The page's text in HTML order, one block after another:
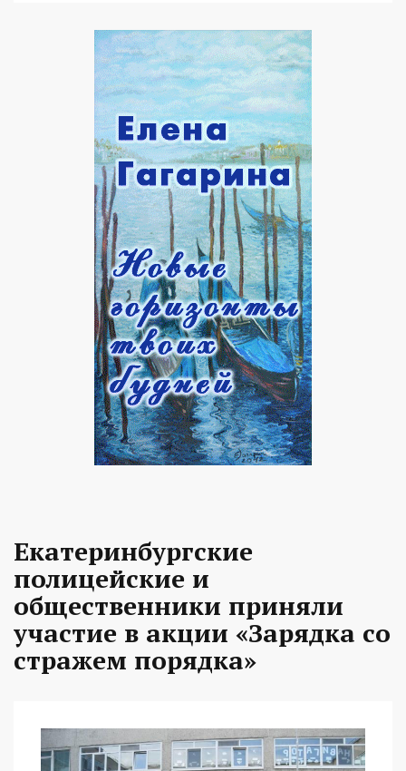
Екатеринбургские
полицейские и
общественники приняли
участие в акции «Зарядка со
стражем порядка»